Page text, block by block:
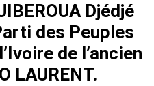
Djédjé
des Peuples
de l’ancien
LAURENT.